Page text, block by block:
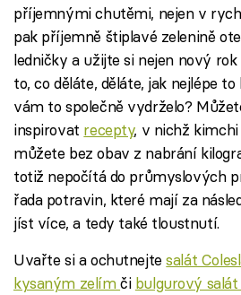
příjemnými chutěmi, nejen v
pak příjemně štiplavé zelenině
ledničky a užijte si nejen nový
to, co děláte, děláte, jak nejlépe
vám to společně vydrželo?
inspirovat recepty, v nichž
můžete bez obav z nabrání
totiž nepočítá do průmyslových
řada potravin, které mají za
jíst více, a tedy také tloustnutí.
Uvařte si a ochutnejtesalát
kysaným zelímči bulgurový